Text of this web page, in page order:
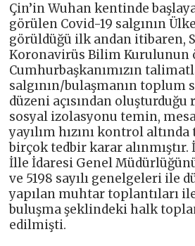
Çin’in Wuhan kentinde
görülen Covid-19 salgının
görüldüğü ilk andan itibaren,
Koronavirüs Bilim Kurulunun
Cumhurbaşkanımızın
salgının/bulaşmanın toplum
düzeni açısından
sosyal izolasyonu temin,
yayılım hızını kontrol
birçok tedbir karar alınmıştır.
İlle İdaresi Genel
ve 5198 sayılı genelgeleri ile
yapılan muhtar toplantıları
buluşma şeklindeki halk
edilmişti.